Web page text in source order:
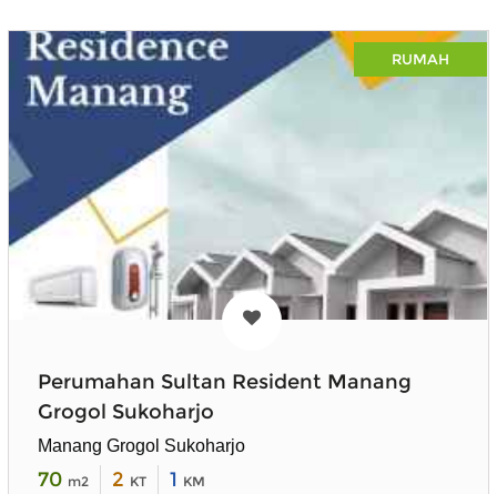
RUMAH
Perumahan Sultan Resident Manang
Grogol Sukoharjo
Manang Grogol Sukoharjo
70 m2 2 KT 1 KM